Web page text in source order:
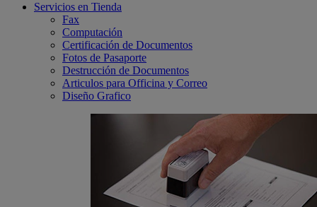
Servicios en Tienda
Fax
Computación
Certificación de Documentos
Fotos de Pasaporte
Destrucción de Documentos
Articulos para Officina y Correo
Diseño Grafico